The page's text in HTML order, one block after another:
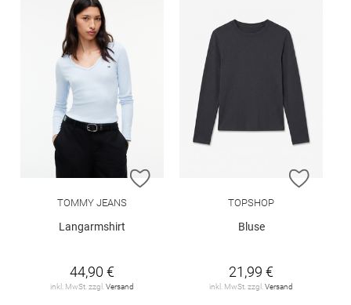
ZUR WUNSCHLISTE HINZUFÜGEN
TOMMY JEANS
Langarmshirt
44,90 €
inkl. MwSt. zzgl. Versand
ZUR
TOPSHOP
Bluse
21,99 €
inkl. MwSt. zzgl. Versand